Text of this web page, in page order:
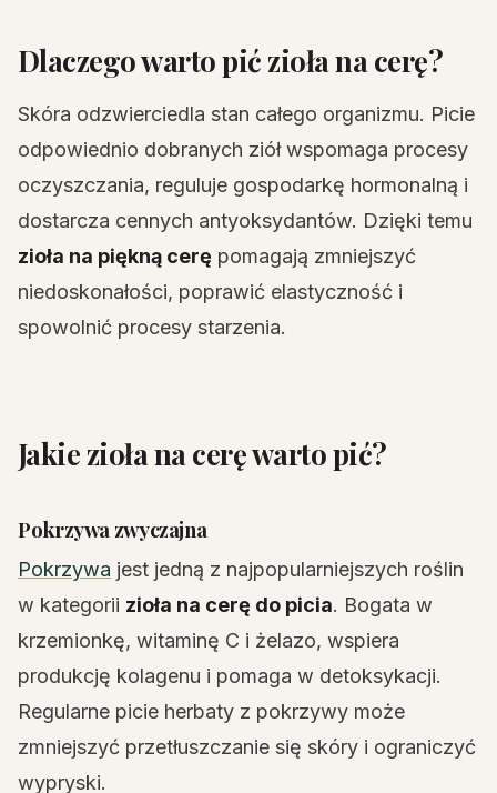
Dlaczego warto pić zioła na cerę?
Skóra odzwierciedla stan całego organizmu. Picie
odpowiednio dobranych ziół wspomaga procesy
oczyszczania, reguluje gospodarkę hormonalną i
dostarcza cennych antyoksydantów. Dzięki temu
zioła na piękną cerę pomagają zmniejszyć
niedoskonałości, poprawić elastyczność i
spowolnić procesy starzenia.
Jakie zioła na cerę warto pić?
Pokrzywa zwyczajna
Pokrzywa jest jedną z najpopularniejszych roślin
w kategorii zioła na cerę do picia. Bogata w
krzemionkę, witaminę C i żelazo, wspiera
produkcję kolagenu i pomaga w detoksykacji.
Regularne picie herbaty z pokrzywy może
zmniejszyć przetłuszczanie się skóry i ograniczyć
wypryski.